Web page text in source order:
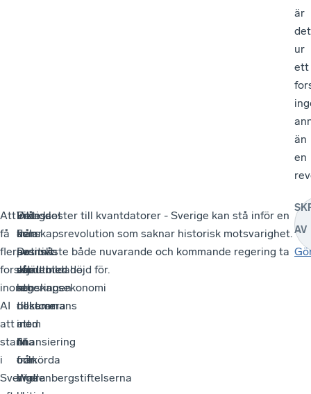
är
det
ur
ett
än
en
Att
få
fler
forskarutbildade
inom
AI
att
stanna
i
Sverige
Intresset
från
svenska
studenter
att
doktorera
inom
AI
och
andra
Det
är
positivt
att
regeringen
tillsammans
med
finansiering
från
Wallenbergstiftelserna
Viktiga
delar
av
vår
kunskapsekonomi
riskerar
att
bli
omkörda
i
Från kloster till kvantdatorer - Sverige kan stå inför en
kunskapsrevolution som saknar historisk motsvarighet.
Det måste både nuvarande och kommande regering ta
rejält med höjd för.
AV